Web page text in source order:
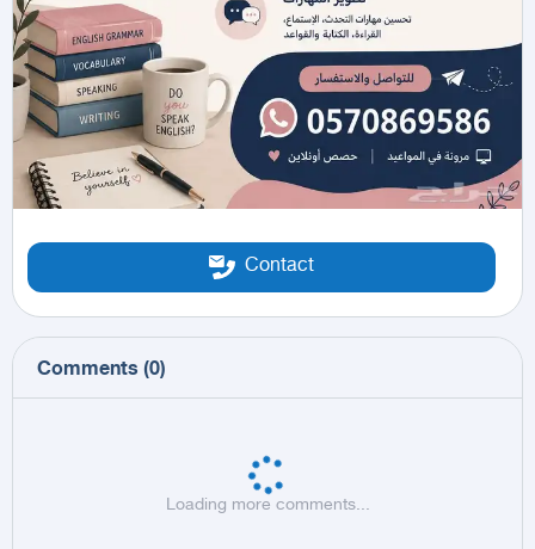
Contact
Comments (0)
Loading more comments...